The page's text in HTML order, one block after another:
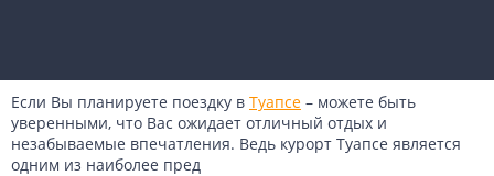
Если Вы планируете поездку в Туапсе – можете быть
уверенными, что Вас ожидает отличный отдых и
незабываемые впечатления. Ведь курорт Туапсе является
одним из наиболее пред